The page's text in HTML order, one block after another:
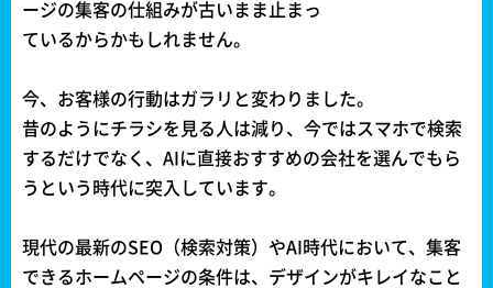
ージの集客の仕組みが古いまま止まっ
ているからかもしれません。
今、お客様の行動はガラリと変わりました。
昔のようにチラシを見る人は減り、今ではスマホで検索
するだけでなく、AIに直接おすすめの会社を選んでもら
うという時代に突入しています。
現代の最新のSEO（検索対策）やAI時代において、集客
できるホームページの条件は、デザインがキレイなこと